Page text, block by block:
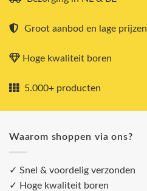
Groot aanbod en lage prijzen
Hoge kwaliteit boren
5.000+ producten
Waarom shoppen via ons?
✓ Snel & voordelig verzonden
✓ Hoge kwaliteit boren